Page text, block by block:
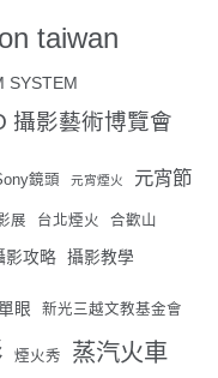
taiwan
SYSTEM
攝影藝術博覽會
鏡頭 元宵煙火 元宵節
展 台北煙火 合歡山
影攻略 攝影教學
眼 新光三越文教基金會
煙火秀 蒸汽火車